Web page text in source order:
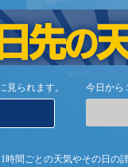
見られます。 今日から
時間ごとの天気やその日の